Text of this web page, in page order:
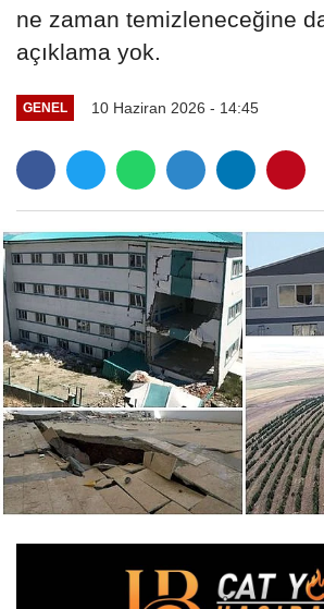
ne zaman temizleneceğine
açıklama yok.
GENEL 10 Haziran 2026 - 14:45